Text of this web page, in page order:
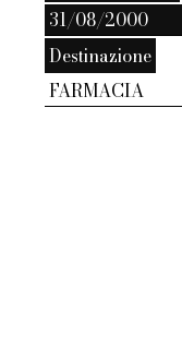
31/08/2000
Destinazione
FARMACIA